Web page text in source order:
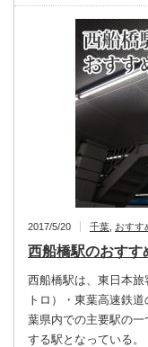
2017/5/20 千葉 おすす
西船橋駅のおすす
西船橋駅は、東日本
トロ）・東葉高速鉄
葉県内での主要駅の
する駅となっている